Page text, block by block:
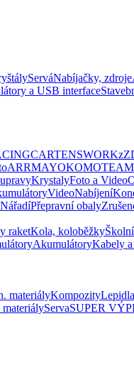
ServáNabíjačky, zdroje
a USB interface
CARTENSWORKz
ARRMAYOKOMO
KrystalyFoto a Video
VideoNabíjení
NářadíPřepravní obaly
raketKola, koloběžky
AkumulátoryKabely
materiályKompozityLepidla
materiályServaSUPER